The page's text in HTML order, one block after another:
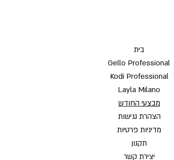
בית
Gello Professional
Kodi Professional
Layla Milano
מבצעי החודש
הצהרת נגישות
מדיניות פרטיות
תקנון
יצירת קשר